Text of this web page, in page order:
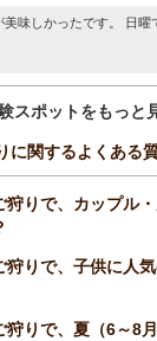
味しかったです。 日
スポットをもっと
に関するよくある
狩りで、カップル
狩りで、子供に人
狩りで、夏（6～8